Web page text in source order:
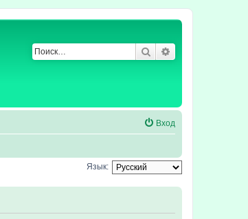
Поиск
Вход
Язык: